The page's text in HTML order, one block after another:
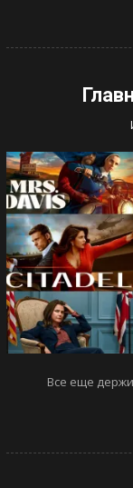
Все еще